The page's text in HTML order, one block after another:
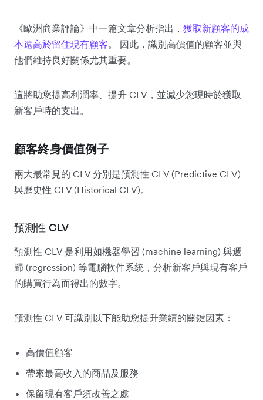
《歐洲商業評論》中一篇文章分析指出， 獲取新顧客的成
本遠高於留住現有顧客。 因此，識別高價值的顧客並與
他們維持良好關係尤其重要。
這將助您提高利潤率、提升 CLV，並減少您現時於獲取
新客戶時的支出。
顧客終身價值例子
兩大最常見的 CLV 分別是預測性 CLV (Predictive CLV)
與歷史性 CLV (Historical CLV)。
預測性 CLV
預測性 CLV 是利用如機器學習 (machine learning) 與遞
歸 (regression) 等電腦軟件系統，分析新客戶與現有客戶
的購買行為而得出的數字。
預測性 CLV 可識別以下能助您提升業績的關鍵因素：
高價值顧客
帶來最高收入的商品及服務
保留現有客戶須改善之處